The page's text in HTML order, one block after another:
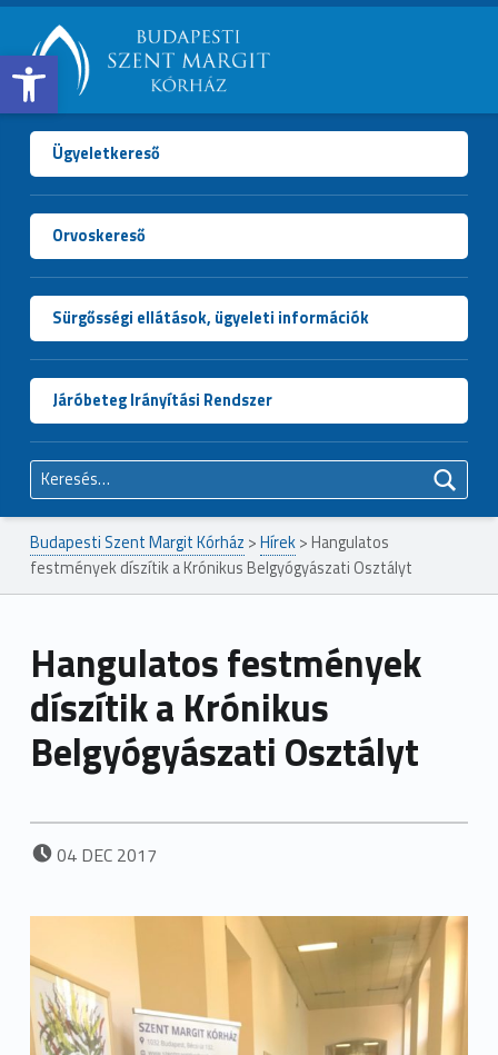
Open toolbar
BUDAPESTI
SZENT
MARGIT
KÓRHÁZ
Ügyeletkereső
Orvoskereső
Sürgősségi ellátások, ügyeleti információk
Járóbeteg Irányítási Rendszer
Keresés:
Budapesti Szent Margit Kórház >Hírek> Hangulatos
festmények díszítik a Krónikus Belgyógyászati Osztályt
Hangulatos festmények
díszítik a Krónikus
Belgyógyászati Osztályt
POSTED ON:
04 DEC 2017